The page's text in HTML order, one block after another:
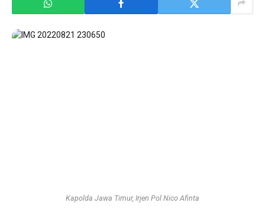
Kapolda Jawa Timur, Irjen Pol Nico Afinta